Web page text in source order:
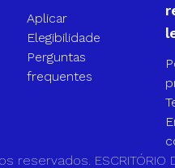
Aplicar
Elegibilidade
Perguntas
frequentes
reservados. ESCRITÓRIO